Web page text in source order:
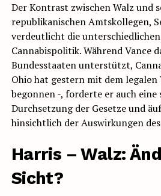
Der Kontrast zwischen Walz und
republikanischen Amtskollegen,
verdeutlicht die
Cannabispolitik. Während Vance
Bundesstaaten unterstützt,
Ohio hat gestern mit dem legalen
begonnen -, forderte er auch eine
Durchsetzung der Gesetze und
hinsichtlich der Auswirkungen
Harris – Walz:
Sicht?